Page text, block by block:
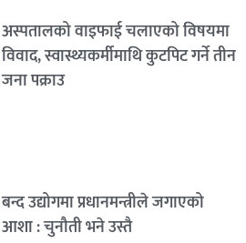
अस्पतालको वाइफाई चलाएको विषयमा
विवाद, स्वास्थ्यकर्मीमाथि कुटपिट गर्ने तीन
जना पक्राउ
बन्द उद्योगमा प्रधानमन्त्रीले जगाएको
आशा : चुनौती भने उस्तै